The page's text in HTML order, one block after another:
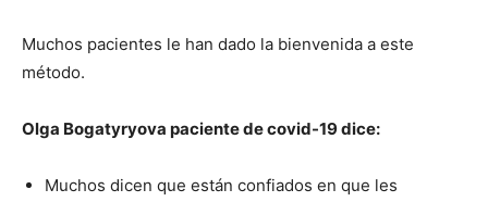
Muchos pacientes le han dado la bienvenida a este
método.
Olga Bogatyryova paciente de covid-19 dice:
Muchos dicen que están confiados en que les